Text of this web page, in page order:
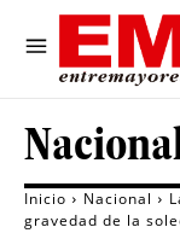
Inicio Nacional
gravedad de la